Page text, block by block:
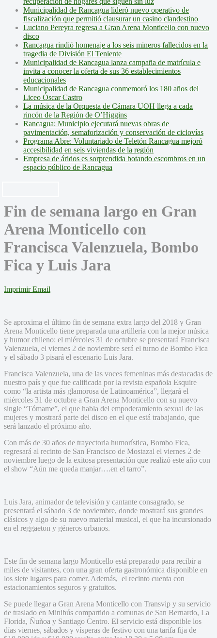
Municipalidad de Rancagua lideró nuevo operativo de
fiscalización que permitió clausurar un casino clandestino
Luciano Pereyra regresa a Gran Arena Monticello con nuevo
disco
Rancagua rindió homenaje a los seis mineros fallecidos en la
tragedia de División El Teniente
Municipalidad de Rancagua lanza campaña de matrícula e
invita a conocer la oferta de sus 36 establecimientos
educacionales
Municipalidad de Rancagua conmemoró los 180 años del
Liceo Óscar Castro
La música de la Orquesta de Cámara UOH llega a cada
rincón de la Región de O’Higgins
Rancagua: Municipio ejecutará nuevas obras de
pavimentación, semaforización y conservación de ciclovías
Programa Abre: Voluntariado de Teletón Rancagua mejoró
accesibilidad en seis viviendas de la región
Empresa de áridos es sorprendida botando escombros en un
espacio público de Rancagua
Fin de semana largo en Gran
Arena Monticello con
Francisca Valenzuela, Bombo
Fica y Luis Jara
Imprimir Email
Se aproxima el último fin de semana extra largo del 2018 y Gran
Arena Monticello tiene preparada una artillería con la mejor música
y humor chileno: el miércoles 31 de octubre se presentará Francisca
Valenzuela, el viernes 2 de noviembre será el turno de Bombo Fica
y el sábado 3 pisará el escenario Luis Jara.
Francisca Valenzuela, una de las voces femeninas más destacadas de
nuestro país y que fue calificada por la revista española Esquire
como “la artista más glamorosa de Latinoamérica”, llegará el
miércoles 31 de octubre a Gran Arena Monticello con su nuevo
single “Tómame”, el que habla del empoderamiento sexual de las
mujeres y mostrará parte del disco en el que está trabajando, que
será lanzado el próximo año.
Con más de 30 años de trayectoria humorística, Bombo Fica,
regresará al recinto de San Francisco de Mostazal el viernes 2 de
noviembre luego de la exitosa presentación que realizó este año con
el show “Aún me queda manjar….en el tarro”.
Luis Jara, animador de televisión y cantante consagrado, se
presentará el sábado 3 de noviembre, donde mostrará sus grandes
clásicos y algo de su nuevo material musical, el que ha incursionado
en el reggaeton y géneros urbanos.
Este fin de semana largo Monticello está preparado para recibir a
miles de visitantes, con una gran oferta gastronómica disponible en
los siete lugares para comer. Además, el recinto cuenta con
estacionamientos seguros y gratuitos.
Se puede llegar a Gran Arena Monticello con Transvip y su servicio
de traslado en Minibús compartido a comunas de San Bernardo, La
Florida, Ñuñoa y Santiago Centro. El servicio está disponible los
días viernes, sábados y vísperas de festivo con una tarifa fija de